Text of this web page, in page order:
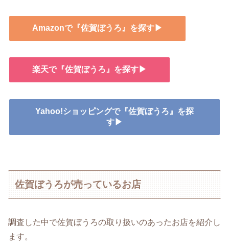
Amazonで『佐賀ぼうろ』を探す▶
楽天で『佐賀ぼうろ』を探す▶
Yahoo!ショッピングで『佐賀ぼうろ』を探
す▶
佐賀ぼうろが売っているお店
調査した中で佐賀ぼうろの取り扱いのあったお店を紹介し
ます。